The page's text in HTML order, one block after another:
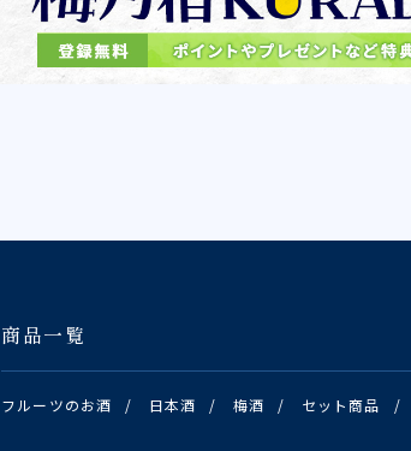
商品一覧
フルーツのお酒 / 日本酒 / 梅酒 / セット商品 /